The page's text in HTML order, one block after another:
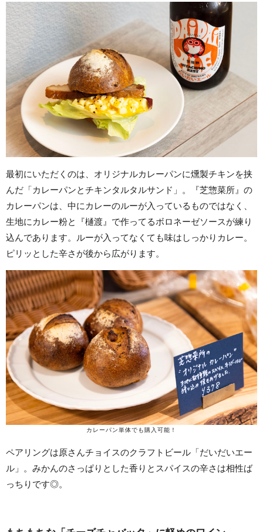
最初にいただくのは、オリジナルカレーパンに燻製チキンを挟
んだ「カレーパンとチキンタルタルサンド」。『芝惣菜所』の
カレーパンは、中にカレーのルーが入っているものではなく、
生地にカレー粉と『樋渡』で作ってるボロネーゼソースが練り
込んであります。ルーが入ってなくても味はしっかりカレー。
ピリッとした辛さが後から広がります。
カレーパン単体でも購入可能！
ペアリングは原さんチョイスのクラフトビール「だいだいエー
ル」。みかんのさっぱりとした香りとスパイスの辛さは相性ば
っちりです◎。